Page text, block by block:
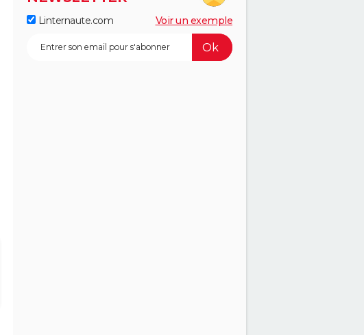
Linternaute.com Voir un exemple